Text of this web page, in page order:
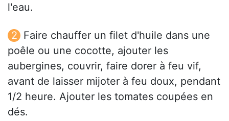
l'eau.
Faire chauffer un filet d'huile dans une
poêle ou une cocotte, ajouter les
aubergines, couvrir, faire dorer à feu vif,
avant de laisser mijoter à feu doux, pendant
1/2 heure. Ajouter les tomates coupées en
dés.